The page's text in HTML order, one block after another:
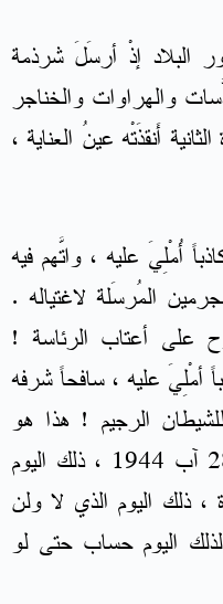
البلاد إذْ أرسَلَ شرذمة
والهراوات والخناجر
أَنقذَتْه عينُ العناية ،
أُمْلِيَ عليه ، واتَّهم فيه
المُرسَلة لاغتياله .
على أعتاب الرئاسة !
أُمْلِيَ عليه ، سافحاً شرفه
الرجيم ! هذا هو
الواقع ، وهذا ما حدث بتاريخ 28 آب 1944 ، ذلك اليوم
، ذلك اليوم الذي لا ولن
اليوم حساب حتى لو